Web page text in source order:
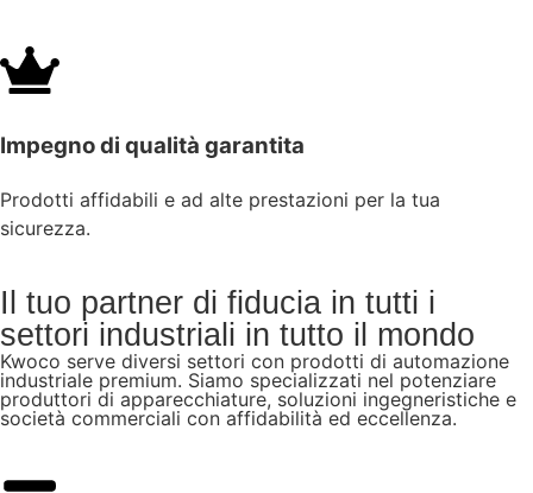
Impegno di qualità garantita
Prodotti affidabili e ad alte prestazioni per la tua
sicurezza.
Il tuo partner di fiducia in tutti i
settori industriali in tutto il mondo
Kwoco serve diversi settori con prodotti di automazione
industriale premium. Siamo specializzati nel potenziare
produttori di apparecchiature, soluzioni ingegneristiche e
società commerciali con affidabilità ed eccellenza.